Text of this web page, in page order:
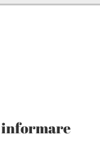
informare